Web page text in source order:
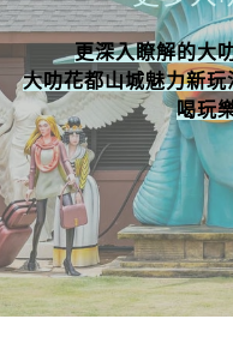
更深入瞭解的大
大叻花都山城魅力新
喝玩